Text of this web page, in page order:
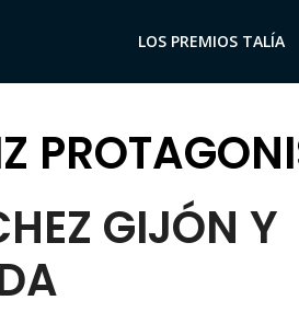
LOS PREMIOS TALÍA
GIJÓN Y